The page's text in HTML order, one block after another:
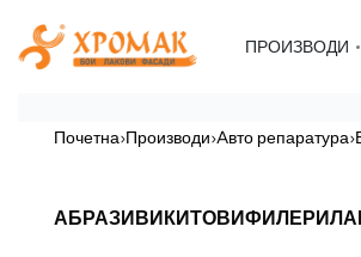
ПРОИЗВОДИ
Почетна›Производи›Aвто репаратура›
АБРАЗИВИКИТОВИФИЛЕРИ